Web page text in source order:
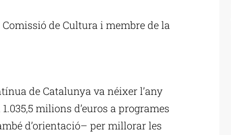
de Cultura i membre de la
de Catalunya va néixer l’any
milions d’euros a programes
d’orientació– per millorar les